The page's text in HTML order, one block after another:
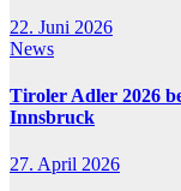
22. Juni 2026
News
Tiroler Adler 2026
Innsbruck
27. April 2026